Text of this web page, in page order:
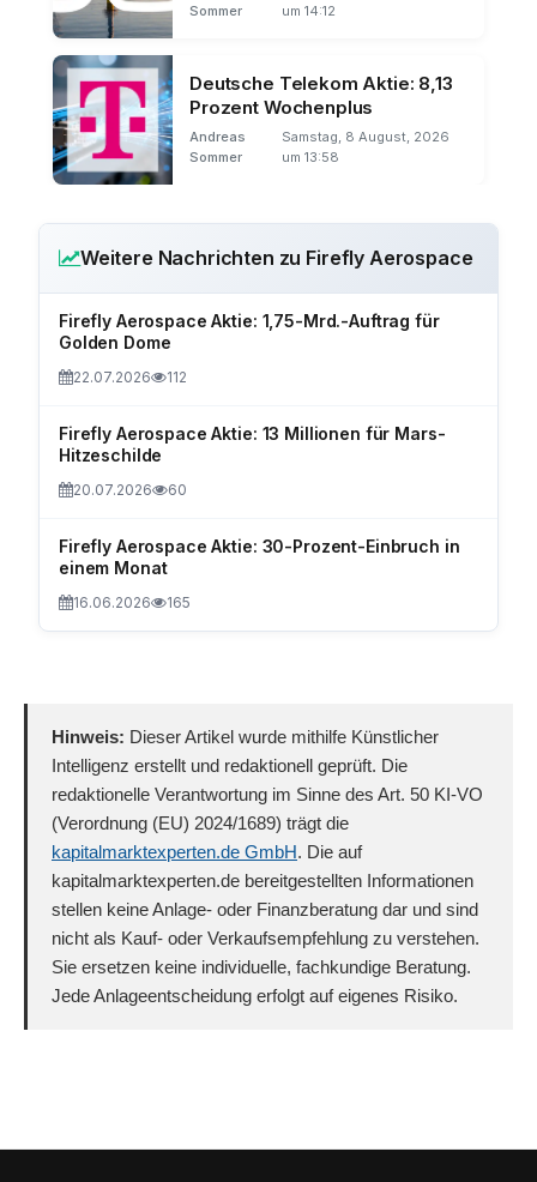
Sommer
um 14:12
Deutsche Telekom Aktie: 8,13
Prozent Wochenplus
Andreas
Sommer
Samstag, 8 August, 2026
um 13:58
Weitere Nachrichten zu Firefly Aerospace
Firefly Aerospace Aktie: 1,75-Mrd.-Auftrag für
Golden Dome
22.07.2026 112
Firefly Aerospace Aktie: 13 Millionen für Mars-
Hitzeschilde
20.07.2026 60
Firefly Aerospace Aktie: 30-Prozent-Einbruch in
einem Monat
16.06.2026 165
Hinweis: Dieser Artikel wurde mithilfe Künstlicher
Intelligenz erstellt und redaktionell geprüft. Die
redaktionelle Verantwortung im Sinne des Art. 50 KI-VO
(Verordnung (EU) 2024/1689) trägt die
kapitalmarktexperten.de GmbH. Die auf
kapitalmarktexperten.de bereitgestellten Informationen
stellen keine Anlage- oder Finanzberatung dar und sind
nicht als Kauf- oder Verkaufsempfehlung zu verstehen.
Sie ersetzen keine individuelle, fachkundige Beratung.
Jede Anlageentscheidung erfolgt auf eigenes Risiko.